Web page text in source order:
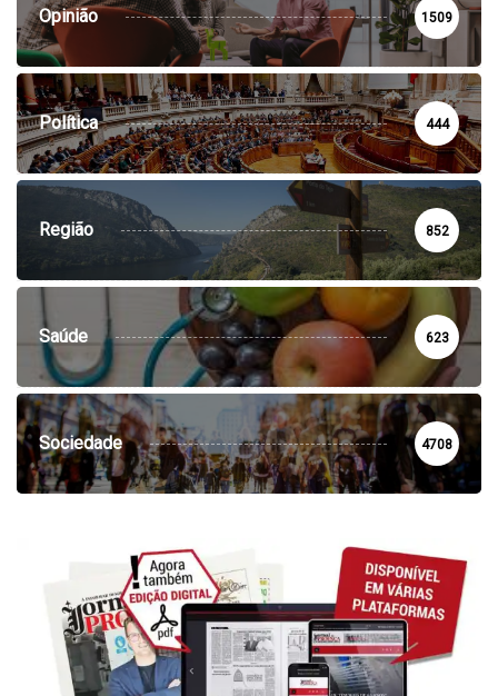
Opinião 1509
Política 444
Região 852
Saúde 623
Sociedade 4708